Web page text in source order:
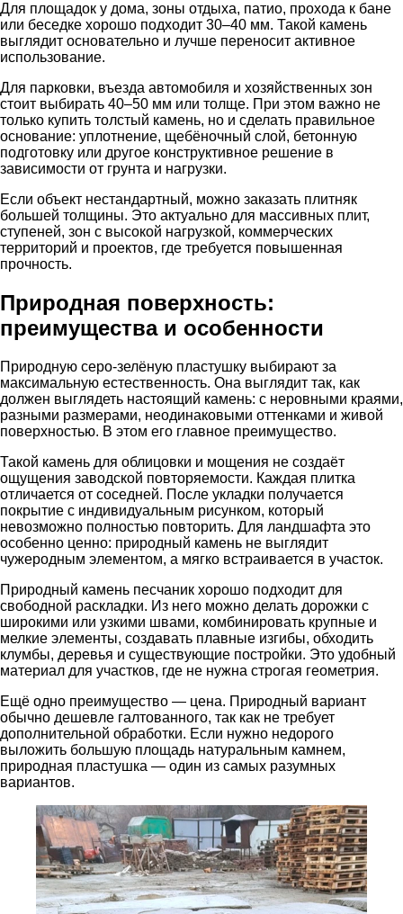
Для площадок у дома, зоны отдыха, патио, прохода к бане
или беседке хорошо подходит 30–40 мм. Такой камень
выглядит основательно и лучше переносит активное
использование.
Для парковки, въезда автомобиля и хозяйственных зон
стоит выбирать 40–50 мм или толще. При этом важно не
только купить толстый камень, но и сделать правильное
основание: уплотнение, щебёночный слой, бетонную
подготовку или другое конструктивное решение в
зависимости от грунта и нагрузки.
Если объект нестандартный, можно заказать плитняк
большей толщины. Это актуально для массивных плит,
ступеней, зон с высокой нагрузкой, коммерческих
территорий и проектов, где требуется повышенная
прочность.
Природная поверхность:
преимущества и особенности
Природную серо-зелёную пластушку выбирают за
максимальную естественность. Она выглядит так, как
должен выглядеть настоящий камень: с неровными краями,
разными размерами, неодинаковыми оттенками и живой
поверхностью. В этом его главное преимущество.
Такой камень для облицовки и мощения не создаёт
ощущения заводской повторяемости. Каждая плитка
отличается от соседней. После укладки получается
покрытие с индивидуальным рисунком, который
невозможно полностью повторить. Для ландшафта это
особенно ценно: природный камень не выглядит
чужеродным элементом, а мягко встраивается в участок.
Природный камень песчаник хорошо подходит для
свободной раскладки. Из него можно делать дорожки с
широкими или узкими швами, комбинировать крупные и
мелкие элементы, создавать плавные изгибы, обходить
клумбы, деревья и существующие постройки. Это удобный
материал для участков, где не нужна строгая геометрия.
Ещё одно преимущество — цена. Природный вариант
обычно дешевле галтованного, так как не требует
дополнительной обработки. Если нужно недорого
выложить большую площадь натуральным камнем,
природная пластушка — один из самых разумных
вариантов.